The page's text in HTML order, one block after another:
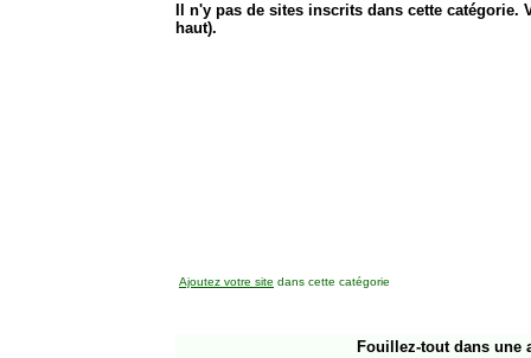
Il n'y pas de sites inscrits dans cette
haut).
Ajoutez votre site dans cette catégorie
Fouillez-tout dans une